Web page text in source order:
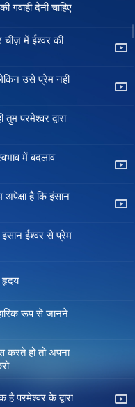
गवाही देनी चाहिए
चीज़ में ईश्वर की
उसे प्रेम नहीं
परमेश्वर द्वारा
में बदलाव
है कि इंसान
ईश्वर से प्रेम
हृदय
रूप से जानने
करते हो तो अपना
परमेश्वर के द्वारा